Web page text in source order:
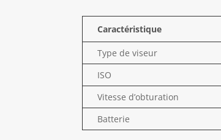
Caractéristique
Type de viseur
ISO
Vitesse d’obturation
Batterie